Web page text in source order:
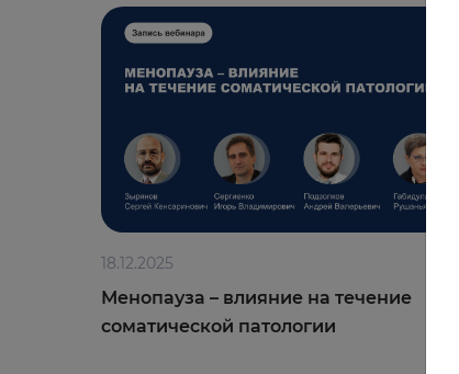
18.12.2025
Менопауза – влияние на течение
соматической патологии